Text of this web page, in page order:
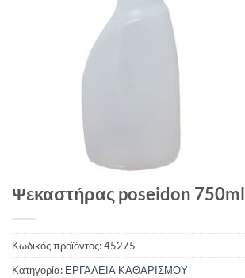
Ψεκαστήρας poseidon 750ml
Κωδικός προϊόντος:45275
Κατηγορία: ΕΡΓΑΛΕΙΑ ΚΑΘΑΡΙΣΜΟΥ